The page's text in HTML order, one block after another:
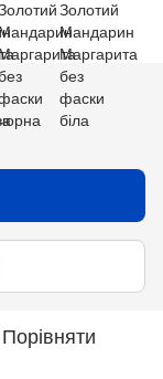
Порівняти